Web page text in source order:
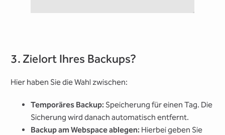
3. Zielort Ihres Backups?
Hier haben Sie die Wahl zwischen:
Temporäres Backup: Speicherung für einen Tag. Die
Sicherung wird danach automatisch entfernt.
Backup am Webspace ablegen: Hierbei geben Sie